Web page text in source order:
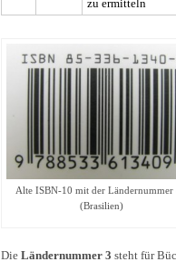
zu ermitteln
Alte ISBN-10 mit der Ländernummer
(Brasilien)
Die Ländernummer 3 steht für